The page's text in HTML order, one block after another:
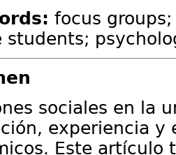
focus
students;
sociales en la
experiencia y
Este